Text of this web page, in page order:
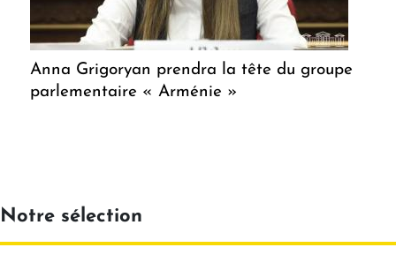
Anna Grigoryan prendra la tête du groupe
parlementaire « Arménie »
Notre sélection